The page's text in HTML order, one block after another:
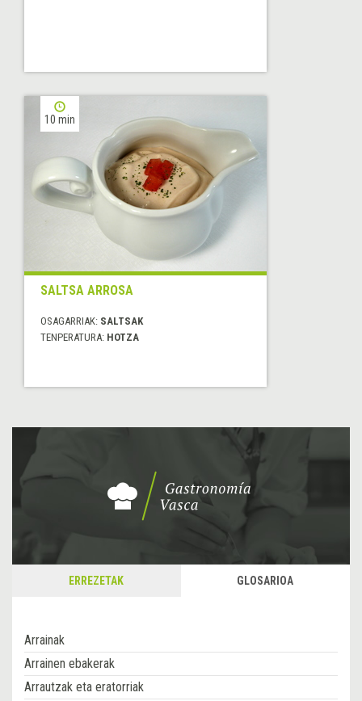
10 min
SALTSA ARROSA
OSAGARRIAK: SALTSAK
TENPERATURA: HOTZA
ERREZETAK GLOSARIOA
Arrainak
Arrainen ebakerak
Arrautzak eta eratorriak